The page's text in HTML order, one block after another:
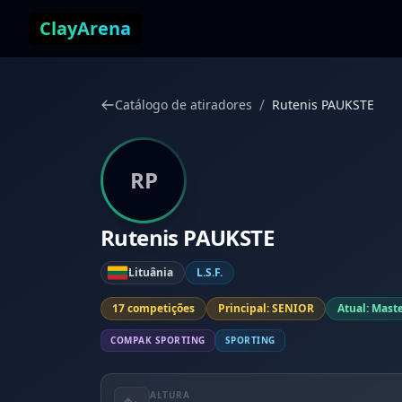
ClayArena
Catálogo de atiradores / Rutenis PAUKSTE
RP
Rutenis PAUKSTE
Lituânia L.S.F.
17 competições Principal: SENIOR Atual:
COMPAK SPORTING SPORTING
ALTURA